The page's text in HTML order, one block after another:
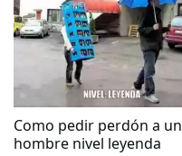
Como pedir perdón a un
hombre nivel leyenda